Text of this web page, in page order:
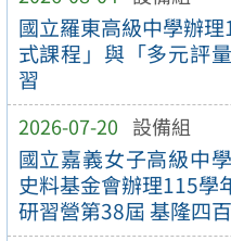
國立羅東高級中學辦
式課程」與「多元評
習
2026-07-20 設備組
國立嘉義女子高級中
史料基金會辦理115學
研習營第38屆 基隆四